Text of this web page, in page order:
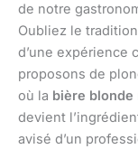
de notre
Oubliez le
d’une expérience
proposons de
où la bière blonde
devient
avisé d’un